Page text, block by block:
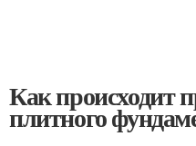
Как происходит
плитного